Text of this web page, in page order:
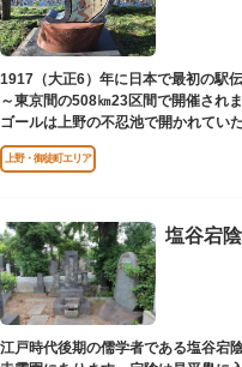
1917（大正6）年に日本で最初の駅
～東京間の508㎞23区間で開催され
ゴールは上野の不忍池で開かれてい
上野・御徒町エリア
塩谷宕
江戸時代後期の儒学者である塩谷宕